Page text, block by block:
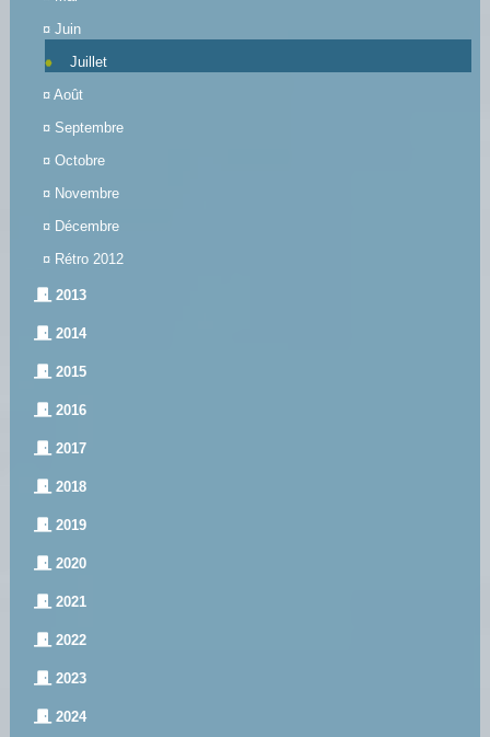
¤ Juin
Juillet
¤ Août
¤ Septembre
¤ Octobre
¤ Novembre
¤ Décembre
¤ Rétro 2012
2013
2014
2015
2016
2017
2018
2019
2020
2021
2022
2023
2024